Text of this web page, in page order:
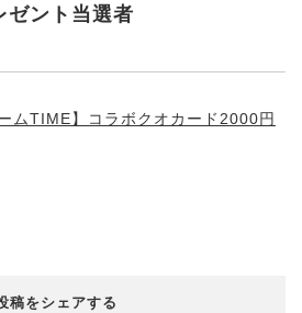
ゼント当選者
ムTIME】コラボクオカード2000円
稿をシェアする